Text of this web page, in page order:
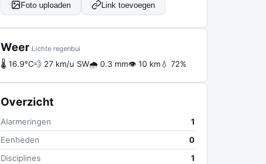
Foto uploaden Link toevoegen
Weer Lichte regenbui
🌡 16.9°C💨 27 km/u SW🌧 0.3 mm👁 10 km💧 72%
Overzicht
Alarmeringen
1
Eenheden
0
Disciplines
1